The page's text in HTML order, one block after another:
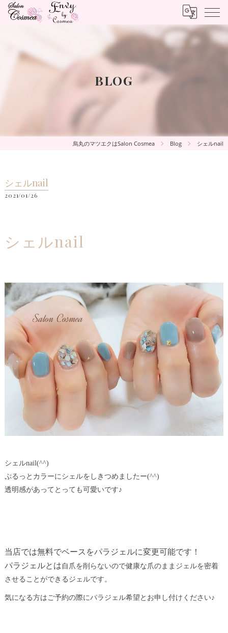
BLOG
烏丸のマツエクはSalon Cosmea Blog シェルnail
シェルnail
2021/01/26
シェルnail
シェルnail(^^)
ぷるっとカラーにシェルをしきつめましたー(^^)
透明感があってとっても可愛いです♪
当店では無料でベースをパラジェルに変更可能です！
パラジェルとは 自爪を削らないので健康な爪のままジェルを密着
させることができるジェルです。
気になる方はご予約の際にパラジェル希望とお申し付けください♪